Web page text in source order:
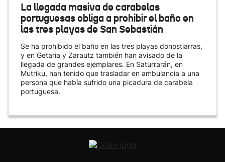
La llegada masiva de carabelas
portuguesas obliga a prohibir el baño en
las tres playas de San Sebastián
Se ha prohibido el baño en las tres playas donostiarras,
y en Getaria y Zarautz también han avisado de la
llegada de grandes ejemplares. En Saturrarán, en
Mutriku, han tenido que trasladar en ambulancia a una
persona que había sufrido una picadura de carabela
portuguesa.